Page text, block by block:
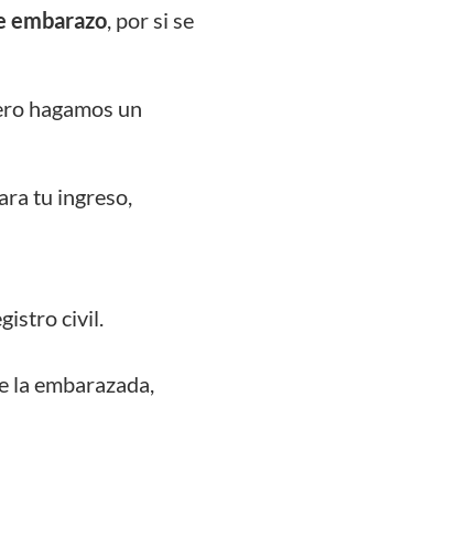
embarazo, por si se
hagamos un
tu ingreso,
civil.
la embarazada,